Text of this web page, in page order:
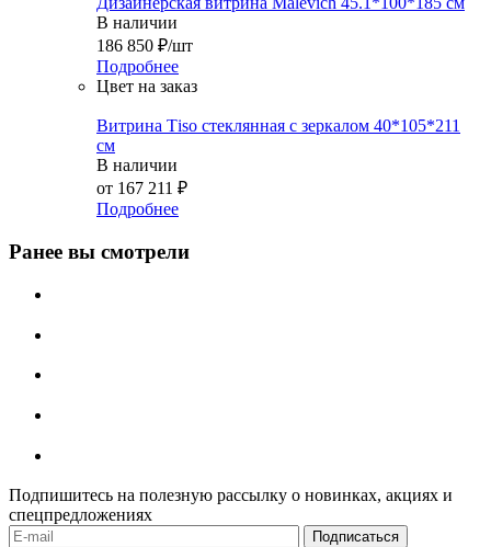
В наличии
186 850 ₽/шт
Подробнее
Цвет на заказ
Витрина Тiso стеклянная с зеркалом 40*105*211
см
В наличии
от 167 211 ₽
Подробнее
Ранее вы смотрели
Подпишитесь на полезную рассылку о новинках, акциях и
спецпредложениях